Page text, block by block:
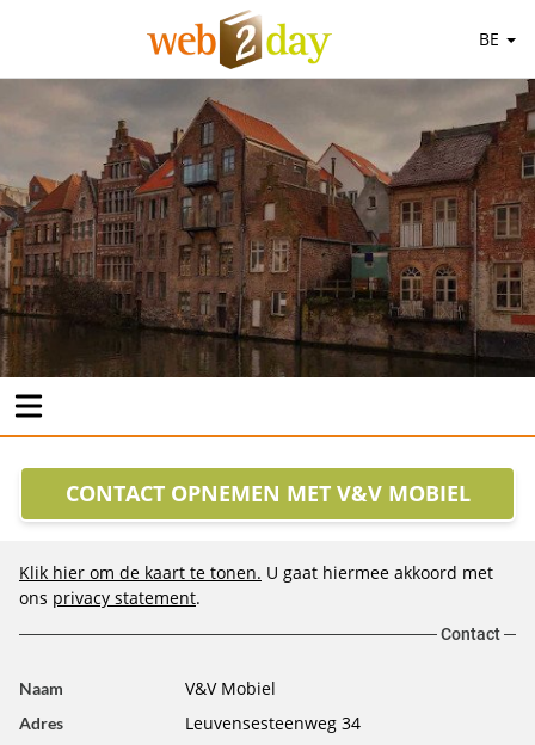
BE
CONTACT OPNEMEN MET V&V MOBIEL
Klik hier om de kaart te tonen. U gaat hiermee akkoord met
ons privacy statement.
Contact
Naam V&V Mobiel
Adres Leuvensesteenweg 34